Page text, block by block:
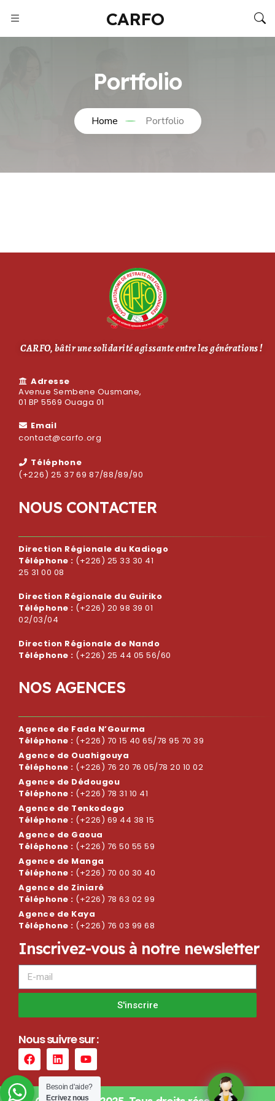
CARFO
Portfolio
Home Portfolio
CARFO, bâtir une solidarité agissante entre les générations !
Adresse
Avenue Sembene Ousmane,
01 BP 5569 Ouaga 01
Email
contact@carfo.org
Téléphone
(+226) 25 37 69 87/88/89/90
NOUS CONTACTER
Direction Régionale du Kadiogo
Téléphone : (+226) 25 33 30 41
25 31 00 08
Direction Régionale du Guiriko
Téléphone : (+226) 20 98 39 01
02/03/04
Direction Régionale de Nando
Téléphone : (+226) 25 44 05 56/60
NOS AGENCES
Agence de Fada N’Gourma
Téléphone : (+226) 70 15 40 65/78 95 70 39
Agence de Ouahigouya
Téléphone : (+226) 76 20 76 05/78 20 10 02
Agence de Dédougou
Téléphone : (+226) 78 31 10 41
Agence de Tenkodogo
Téléphone : (+226) 69 44 38 15
Agence de Gaoua
Téléphone : (+226) 76 50 55 59
Agence de Manga
Téléphone : (+226) 70 00 30 40
Agence de Ziniaré
Téléphone : (+226) 78 63 02 99
Agence de Kaya
Téléphone : (+226) 76 03 99 68
Inscrivez-vous à notre newsletter
S'inscrire
Noussuivresur:
Besoin d'aide?
Ecrivez nous